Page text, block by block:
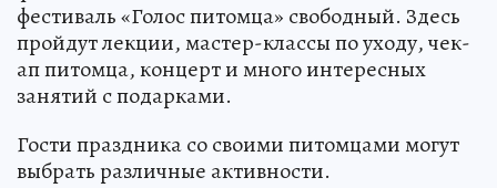
фестиваль «Голос питомца» свободный. Здесь
пройдут лекции, мастер-классы по уходу, чек-
ап питомца, концерт и много интересных
занятий с подарками.
Гости праздника со своими питомцами могут
выбрать различные активности.